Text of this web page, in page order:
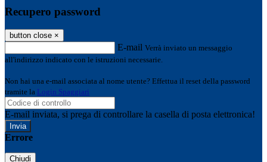
Recupero password
button close ×
E-mail Verrà inviato un messaggio
all'indirizzo indicato con le istruzioni necessarie.
Non hai una e-mail associata al nome utente? Effettua il reset della password
tramite la Login Spaggiari
E-mail inviata, si prega di controllare la casella di posta elettronica!
Errore
Chiudi